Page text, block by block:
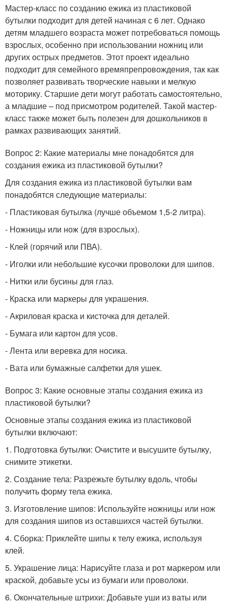
Мастер-класс по созданию ежика из пластиковой
бутылки подходит для детей начиная с 6 лет. Однако
детям младшего возраста может потребоваться помощь
взрослых, особенно при использовании ножниц или
других острых предметов. Этот проект идеально
подходит для семейного времяпрепровождения, так как
позволяет развивать творческие навыки и мелкую
моторику. Старшие дети могут работать самостоятельно,
а младшие – под присмотром родителей. Такой мастер-
класс также может быть полезен для дошкольников в
рамках развивающих занятий.
Вопрос 2: Какие материалы мне понадобятся для
создания ежика из пластиковой бутылки?
Для создания ежика из пластиковой бутылки вам
понадобятся следующие материалы:
- Пластиковая бутылка (лучше объемом 1,5-2 литра).
- Ножницы или нож (для взрослых).
- Клей (горячий или ПВА).
- Иголки или небольшие кусочки проволоки для шипов.
- Нитки или бусины для глаз.
- Краска или маркеры для украшения.
- Акриловая краска и кисточка для деталей.
- Бумага или картон для усов.
- Лента или веревка для носика.
- Вата или бумажные салфетки для ушек.
Вопрос 3: Какие основные этапы создания ежика из
пластиковой бутылки?
Основные этапы создания ежика из пластиковой
бутылки включают:
1. Подготовка бутылки: Очистите и высушите бутылку,
снимите этикетки.
2. Создание тела: Разрежьте бутылку вдоль, чтобы
получить форму тела ежика.
3. Изготовление шипов: Используйте ножницы или нож
для создания шипов из оставшихся частей бутылки.
4. Сборка: Приклейте шипы к телу ежика, используя
клей.
5. Украшение лица: Нарисуйте глаза и рот маркером или
краской, добавьте усы из бумаги или проволоки.
6. Окончательные штрихи: Добавьте уши из ваты или